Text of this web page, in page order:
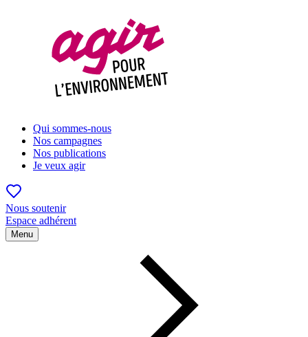
Qui sommes-nous
Nos campagnes
Nos publications
Je veux agir
Nous soutenir
Espace adhérent
Menu